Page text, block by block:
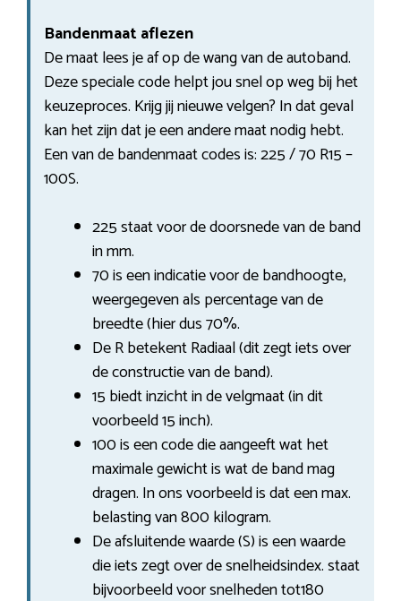
Bandenmaat aflezen
De maat lees je af op de wang van de autoband.
Deze speciale code helpt jou snel op weg bij het
keuzeproces. Krijg jij nieuwe velgen? In dat geval
kan het zijn dat je een andere maat nodig hebt.
Een van de bandenmaat codes is: 225 / 70 R15 –
100S.
225 staat voor de doorsnede van de band
in mm.
70 is een indicatie voor de bandhoogte,
weergegeven als percentage van de
breedte (hier dus 70%.
De R betekent Radiaal (dit zegt iets over
de constructie van de band).
15 biedt inzicht in de velgmaat (in dit
voorbeeld 15 inch).
100 is een code die aangeeft wat het
maximale gewicht is wat de band mag
dragen. In ons voorbeeld is dat een max.
belasting van 800 kilogram.
De afsluitende waarde (S) is een waarde
die iets zegt over de snelheidsindex. staat
bijvoorbeeld voor snelheden tot180